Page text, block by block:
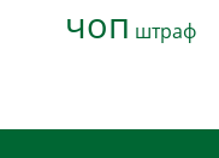
чоп штраф